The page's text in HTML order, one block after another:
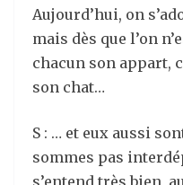
Aujourd’hui, on
mais dès que l’on
chacun son appart,
son chat…
S : … et eux aussi
sommes pas
s’entend très bien,